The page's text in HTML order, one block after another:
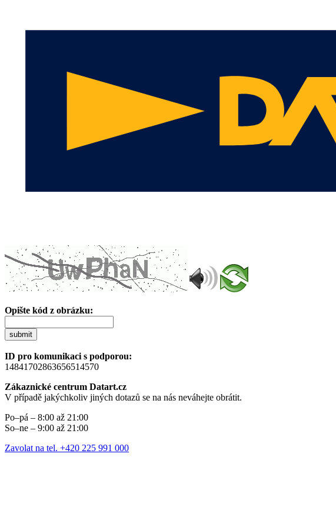
Opište kód z obrázku:
submit
ID pro komunikaci s podporou:
14841702863656514570
Zákaznické centrum Datart.cz
V případě jakýchkoliv jiných dotazů se na nás neváhejte obrátit.
Po–pá – 8:00 až 21:00
So–ne – 9:00 až 21:00
Zavolat na tel. +420 225 991 000